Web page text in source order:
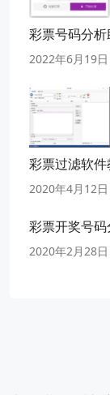
彩票号码分
2022年6月19日
彩票过滤软
2020年4月12日
彩票开奖号
2020年2月28日